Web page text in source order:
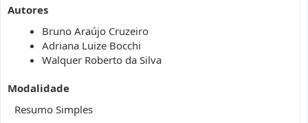
Autores
Bruno Araújo Cruzeiro
Adriana Luize Bocchi
Walquer Roberto da Silva
Modalidade
Resumo Simples